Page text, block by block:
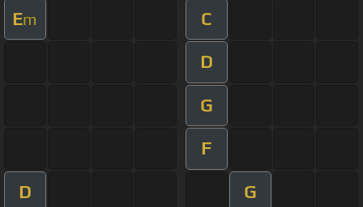
Em C
D
G
F
D G